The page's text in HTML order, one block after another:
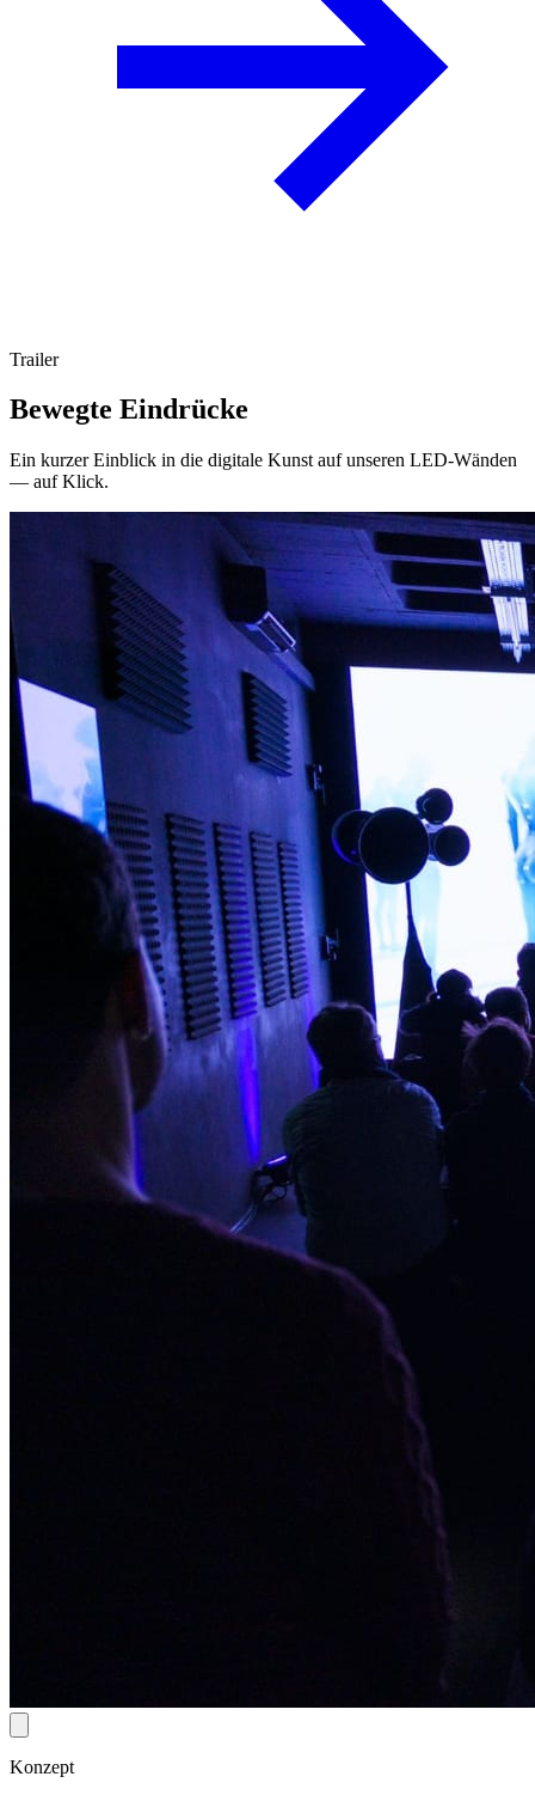
Trailer
Bewegte Eindrücke
Ein kurzer Einblick in die digitale Kunst auf unseren LED-Wänden
— auf Klick.
Konzept